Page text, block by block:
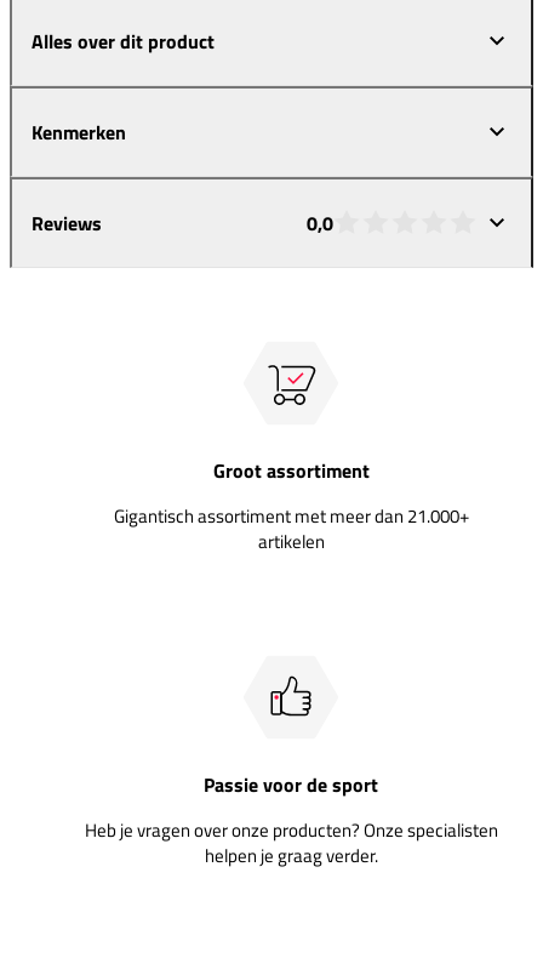
Alles over dit product
Kenmerken
Reviews 0,0
Groot assortiment
Gigantisch assortiment met meer dan 21.000+
artikelen
Passie voor de sport
Heb je vragen over onze producten? Onze specialisten
helpen je graag verder.